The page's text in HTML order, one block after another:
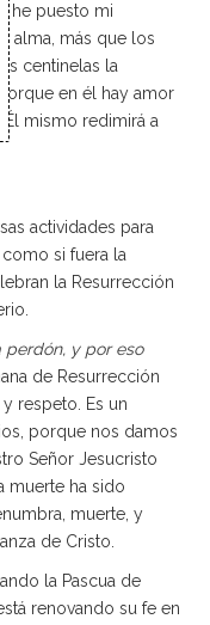
he puesto mi
alma, más que los
centinelas la
en él hay amor
mismo redimirá a
actividades para
si fuera la
la Resurrección
perdón, y por eso
de Resurrección
respeto. Es un
porque nos damos
Señor Jesucristo
muerte ha sido
muerte, y
de Cristo.
la Pascua de
renovando su fe en